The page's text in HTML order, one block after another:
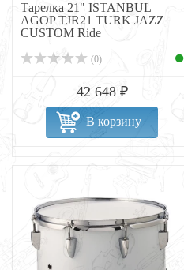
Тарелка 21" ISTANBUL
AGOP TJR21 TURK JAZZ
CUSTOM Ride
(0)
42 648 ₽
В корзину